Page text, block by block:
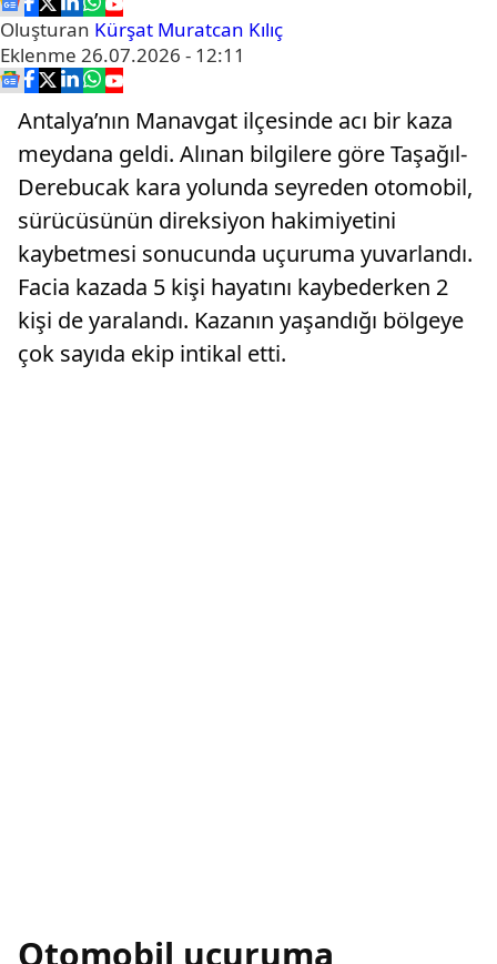
Oluşturan Kürşat Muratcan Kılıç
Eklenme 26.07.2026 - 12:11
Antalya’nın Manavgat ilçesinde acı bir kaza
meydana geldi. Alınan bilgilere göre Taşağıl-
Derebucak kara yolunda seyreden otomobil,
sürücüsünün direksiyon hakimiyetini
kaybetmesi sonucunda uçuruma yuvarlandı.
Facia kazada 5 kişi hayatını kaybederken 2
kişi de yaralandı. Kazanın yaşandığı bölgeye
çok sayıda ekip intikal etti.
Otomobil uçuruma